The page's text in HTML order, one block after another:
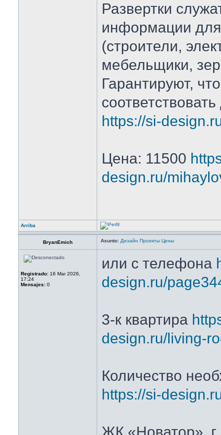
Развертки
информации
(строители,
мебельщики,
Гарантируют,
https://si-
Цена: 11500
design.ru/
Arriba
BryanEmich Asunto: Дизайн Проекты Цены
Registrado: 16 Mar 2026,
17:24
Mensajes: 0
или с телефона
design.ru/
3-к квартира
design.ru/living-
Количество
https://si-